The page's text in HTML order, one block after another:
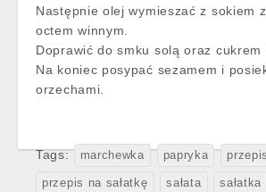
Następnie olej wymieszać z sokiem
octem winnym.
Doprawić do smku solą oraz cukrem
Na koniec posypać sezamem i
orzechami.
Tags: marchewka papryka przepis
przepis na sałatkę sałata sałatka